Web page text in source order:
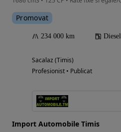
Promovat
234 000 km Diesel
Sacalaz (Timis)
Profesionist • Publicat
Import Automobile Timis